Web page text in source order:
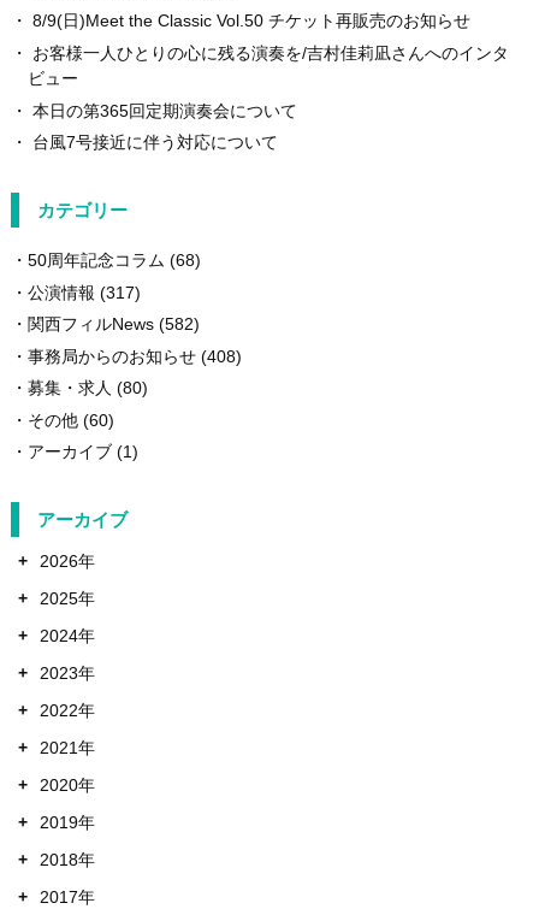
8/9(日)Meet the Classic Vol.50 チケット再販売のお知らせ
お客様一人ひとりの心に残る演奏を/吉村佳莉凪さんへのインタ
ビュー
本日の第365回定期演奏会について
台風7号接近に伴う対応について
カテゴリー
50周年記念コラム (68)
公演情報 (317)
関西フィルNews(582)
事務局からのお知らせ(408)
募集・求人 (80)
その他(60)
アーカイブ(1)
アーカイブ
+
2026年
+
2025年
+
2024年
+
2023年
+
2022年
+
2021年
+
2020年
+
2019年
+
2018年
+
2017年